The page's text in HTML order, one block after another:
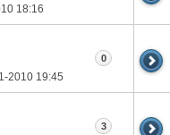
18:16
2010 19:45
0
3